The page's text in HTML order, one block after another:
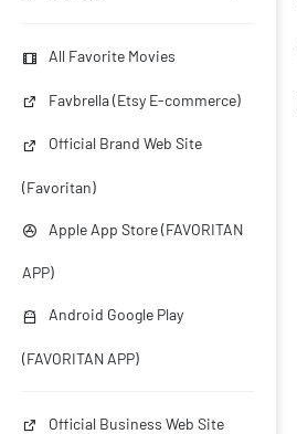
All Favorite Movies
Favbrella (Etsy E-commerce)
Official Brand Web Site
(Favoritan)
Apple App Store (FAVORITAN
APP)
Android Google Play
(FAVORITAN APP)
Official Business Web Site